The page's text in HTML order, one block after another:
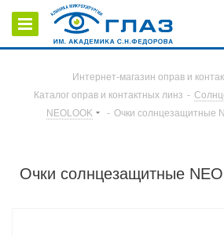
Интернет-магазин оправ и
Каталог оправ и контактных линз -
NEOLOOK
- Очки солнцезащитные
Очки солнцезащитные